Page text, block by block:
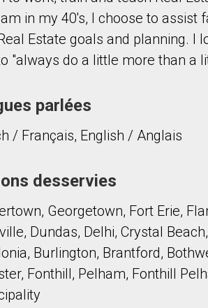
Téléphone
(Optionnel)
Message
En cliquant sur le bouton « soumettre »,
in my 40's, I choose to
Estate goals and planning. I
"always do a little more than a
parlées
/ Français, English / Anglais
desservies
Georgetown, Fort Erie,
Dundas, Delhi, Crystal
Burlington, Brantford,
Fonthill, Pelham, Fonthill